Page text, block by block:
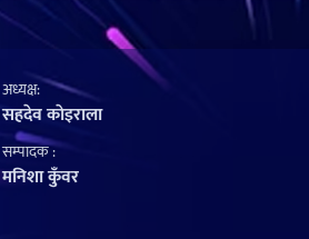
अध्यक्ष:
सहदेव काेइराला
सम्पादक :
मनिशा कुँवर